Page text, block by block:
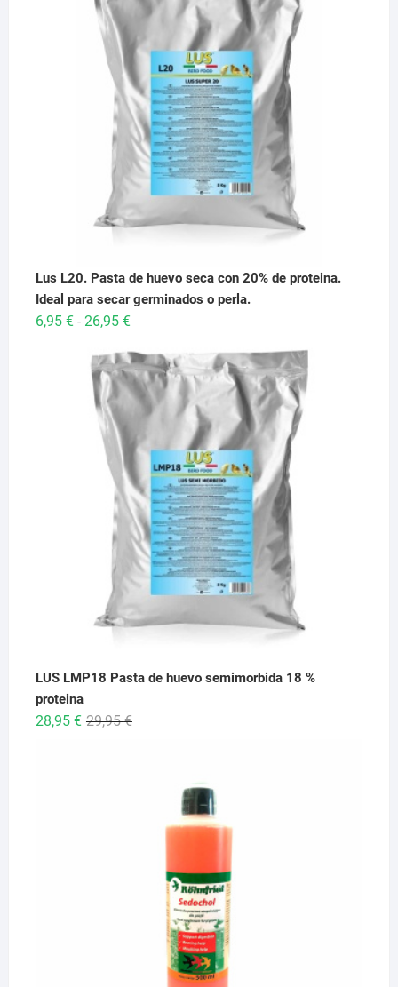
Lus L20. Pasta de huevo seca con 20% de proteina.
Ideal para secar germinados o perla.
6,95 € - 26,95 €Rango
precios:
desde
6,95 €
26,95 €
LUS LMP18 Pasta de huevo semimorbida 18 %
proteina
29,95€El
28,95 €
El